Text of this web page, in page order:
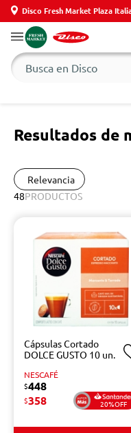
Disco Fresh Market Plaza
Resultados de
Relevancia
48PRODUCTOS
Cápsulas Cortado
DOLCE GUSTO 10 un.
NESCAFÉ
$448
$358 20%OFF